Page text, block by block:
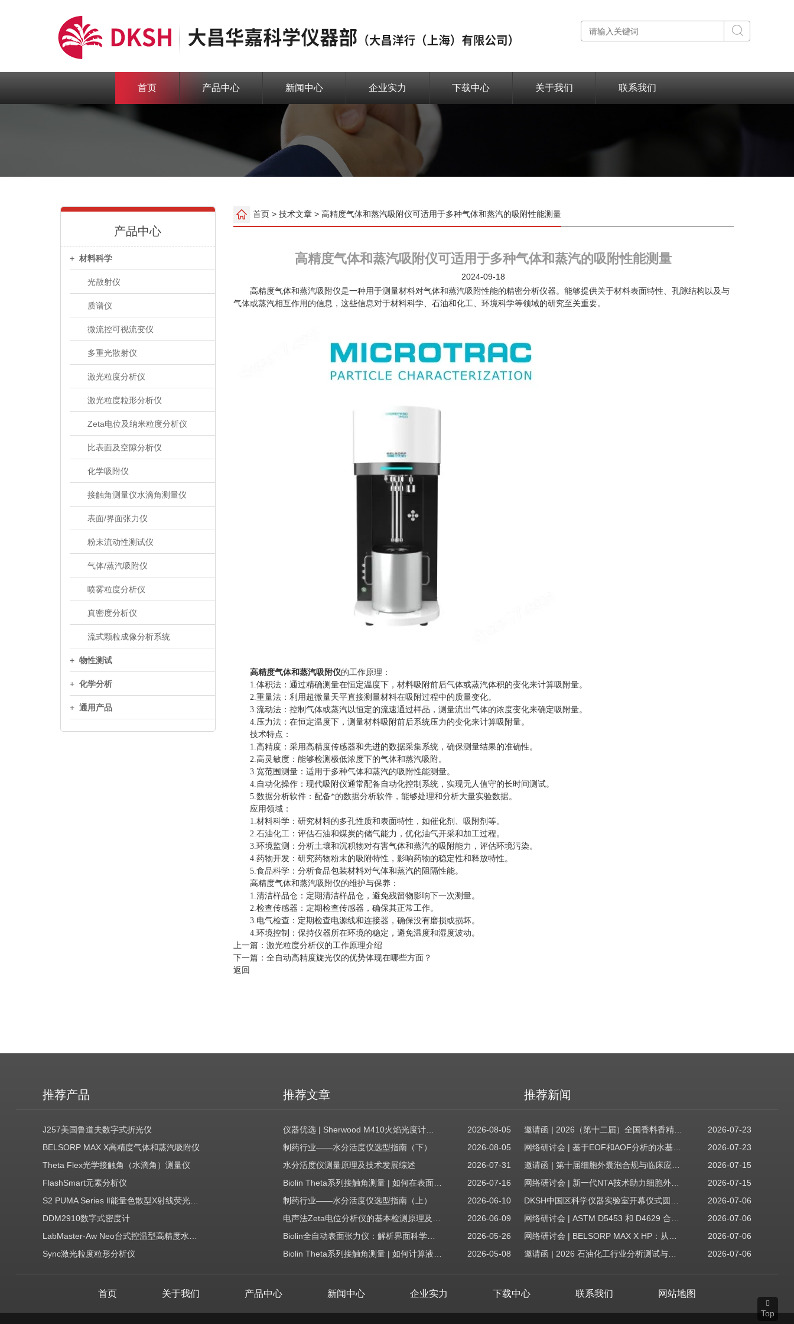
首页 产品中心 新闻中心 企业实力 下载中心 关于我们 联系我们
产品中心
+ 材料科学
光散射仪
质谱仪
微流控可视流变仪
多重光散射仪
激光粒度分析仪
激光粒度粒形分析仪
Zeta电位及纳米粒度分析仪
比表面及空隙分析仪
化学吸附仪
接触角测量仪水滴角测量仪
表面/界面张力仪
粉末流动性测试仪
气体/蒸汽吸附仪
喷雾粒度分析仪
真密度分析仪
流式颗粒成像分析系统
+ 物性测试
+ 化学分析
+ 通用产品
首页> 技术文章> 高精度气体和蒸汽吸附仪可适用于多种气体和蒸汽的吸附性能测量
高精度气体和蒸汽吸附仪可适用于多种气体和蒸汽的吸附性能测量
2024-09-18
高精度气体和蒸汽吸附仪是一种用于测量材料对气体和蒸汽吸附性能的精密分析仪器。能够提供关于材料表面特性、孔隙结构以及与
气体或蒸汽相互作用的信息，这些信息对于材料科学、石油和化工、环境科学等领域的研究至关重要。
高精度气体和蒸汽吸附仪的工作原理：
1.体积法：通过精确测量在恒定温度下，材料吸附前后气体或蒸汽体积的变化来计算吸附量。
2.重量法：利用超微量天平直接测量材料在吸附过程中的质量变化。
3.流动法：控制气体或蒸汽以恒定的流速通过样品，测量流出气体的浓度变化来确定吸附量。
4.压力法：在恒定温度下，测量材料吸附前后系统压力的变化来计算吸附量。
技术特点：
1.高精度：采用高精度传感器和先进的数据采集系统，确保测量结果的准确性。
2.高灵敏度：能够检测极低浓度下的气体和蒸汽吸附。
3.宽范围测量：适用于多种气体和蒸汽的吸附性能测量。
4.自动化操作：现代吸附仪通常配备自动化控制系统，实现无人值守的长时间测试。
5.数据分析软件：配备*的数据分析软件，能够处理和分析大量实验数据。
应用领域：
1.材料科学：研究材料的多孔性质和表面特性，如催化剂、吸附剂等。
2.石油化工：评估石油和煤炭的储气能力，优化油气开采和加工过程。
3.环境监测：分析土壤和沉积物对有害气体和蒸汽的吸附能力，评估环境污染。
4.药物开发：研究药物粉末的吸附特性，影响药物的稳定性和释放特性。
5.食品科学：分析食品包装材料对气体和蒸汽的阻隔性能。
高精度气体和蒸汽吸附仪的维护与保养：
1.清洁样品仓：定期清洁样品仓，避免残留物影响下一次测量。
2.检查传感器：定期检查传感器，确保其正常工作。
3.电气检查：定期检查电源线和连接器，确保没有磨损或损坏。
4.环境控制：保持仪器所在环境的稳定，避免温度和湿度波动。
上一篇： 激光粒度分析仪的工作原理介绍
下一篇： 全自动高精度旋光仪的优势体现在哪些方面？
返回
推荐产品
J257美国鲁道夫数字式折光仪
BELSORP MAX X高精度气体和蒸汽吸附仪
Theta Flex光学接触角（水滴角）测量仪
FlashSmart元素分析仪
DDM2910数字式密度计
Sync激光粒度粒形分析仪
推荐文章
2026-08-05
制药行业——水分活度仪选型指南（下）
2026-08-05
水分活度仪测量原理及技术发展综述
2026-07-31
2026-07-16
制药行业——水分活度仪选型指南（上）
2026-06-10
2026-06-09
2026-05-26
2026-05-08
推荐新闻
邀请函 | 2026（第十二届）全国香料香精技术交流年会
2026-07-23
网络研讨会 | 基于EOF和AOF分析的水基质中PFAS筛查
2026-07-23
2026-07-15
网络研讨会 | 新一代NTA技术助力细胞外囊泡质量评估与工艺开发
2026-07-15
2026-07-06
2026-07-06
2026-07-06
邀请函 | 2026 石油化工行业分析测试与仪器技术交流会（辽宁站）
2026-07-06
首页 关于我们 产品中心 新闻中心 企业实力 下载中心 联系我们 网站地图
Top